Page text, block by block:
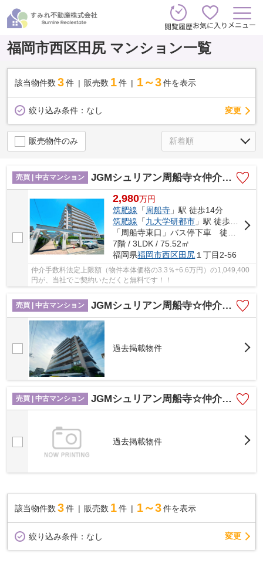
閲覧履歴お気に入り メニュー
福岡市西区田尻 マンション一覧
該当物件数 3件 販売数 1 件 1～3 件を表示
絞り込み条件： なし 変更
販売物件のみ
売買 | 中古マンション JGMシュリアン周船寺☆仲介手数料無料☆
2,980万円
筑肥線 「 周船寺 」駅 徒歩14分
筑肥線 「九大学研都市 」駅 徒歩20分
7階 / 3LDK / 75.52㎡
福岡県福岡市西区田尻 １丁目2-56
仲介手数料法定上限額（物件本体価格の3.3％+6.6万円）の1,049,400
円が、当社でご契約いただくと無料です！！
売買 | 中古マンション JGMシュリアン周船寺☆仲介手数料無料☆
過去掲載物件
売買 | 中古マンション JGMシュリアン周船寺☆仲介手数料無料☆
過去掲載物件
該当物件数 3件 販売数 1 件 1～3 件を表示
絞り込み条件： なし 変更